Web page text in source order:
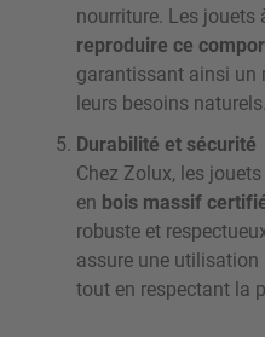
nourriture. Les
reproduire ce
garantissant ainsi un
leurs besoins naturels.
Durabilité et sécurité
Chez Zolux, les
en bois massif
robuste et
assure une utilisation
tout en respectant la